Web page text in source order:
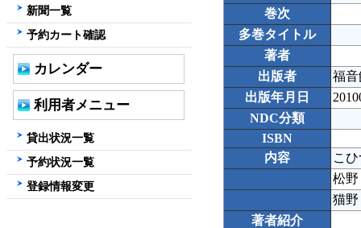
巻次
多巻タイトル
著者
出版者
福
出版年月日
NDC分類
ISBN
内容
こ
松
猫
著者紹介
新聞一覧
予約カート確認
カレンダー
利用者メニュー
貸出状況一覧
予約状況一覧
登録情報変更